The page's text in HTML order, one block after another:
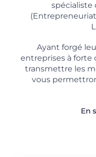
spécialiste
Ayant forgé
entreprises à forte
transmettre les
vous
En